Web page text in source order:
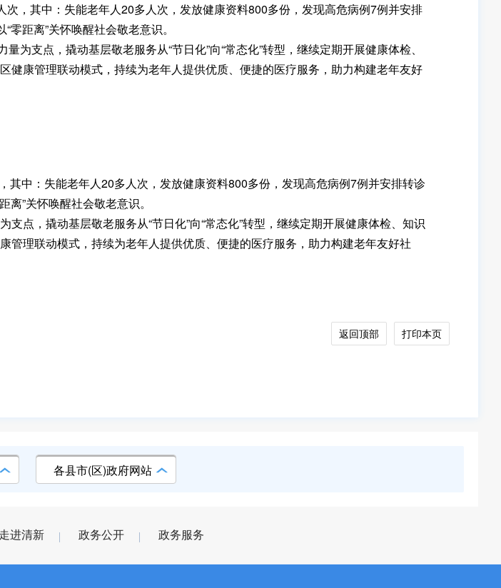
，其中：失能老年人20多人次，发放健康资料800多份，发现高危病例7例并安排
距离”关怀唤醒社会敬老意识。
支点，撬动基层敬老服务从“节日化”向“常态化”转型，继续定期开展健康体检、
康管理联动模式，持续为老年人提供优质、便捷的医疗服务，助力构建老年友好
其中：失能老年人20多人次，发放健康资料800多份，发现高危病例7例并安排转诊
”关怀唤醒社会敬老意识。
点，撬动基层敬老服务从“节日化”向“常态化”转型，继续定期开展健康体检、知识
理联动模式，持续为老年人提供优质、便捷的医疗服务，助力构建老年友好社
返回顶部 打印本页
各县市(区)政府网站
走进清新 政务公开 政务服务